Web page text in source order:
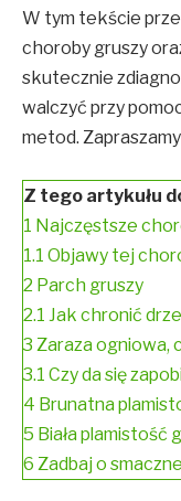
W tym tekście
choroby gruszy
skutecznie
walczyć przy
metod.
Z tego artykułu
1 Najczęstsze
1.1 Objawy tej
2 Parch gruszy
2.1 Jak chronić
3 Zaraza ogniowa,
3.1 Czy da się
4 Brunatna
5 Biała plamistość
6 Zadbaj o